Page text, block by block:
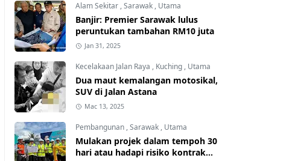
Alam Sekitar ,Sarawak , Utama
Banjir: Premier Sarawak lulus
peruntukan tambahan RM10 juta
Jan 31, 2025
Kecelakaan Jalan Raya , Kuching , Utama
Dua maut kemalangan motosikal,
SUV di Jalan Astana
Mac 13, 2025
Pembangunan ,Sarawak , Utama
Mulakan projek dalam tempoh 30
hari atau hadapi risiko kontrak